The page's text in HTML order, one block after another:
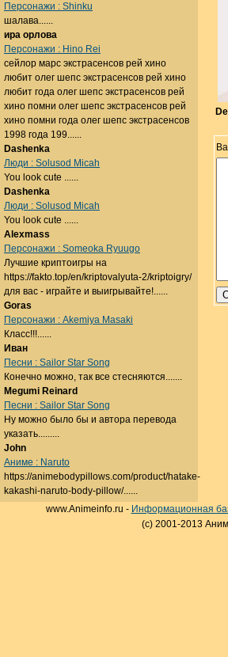
Персонажи : Shinku
шалава......
ира орлова
Персонажи : Hino Rei
сейлор марс экстрасенсов рей хино
любит олег шепс экстрасенсов рей хино
любит года олег шепс экстрасенсов рей
хино помни олег шепс экстрасенсов рей
хино помни года олег шепс экстрасенсов
1998 года 199......
Dashenka
Люди : Solusod Micah
You look cute ......
Dashenka
Люди : Solusod Micah
You look cute ......
Alexmass
Персонажи : Someoka Ryuugo
Лучшие криптоигры на
https://fakto.top/en/kriptovalyuta-2/kriptoigry/
для вас - играйте и выигрывайте!......
Goras
Персонажи : Akemiya Masaki
Класс!!!......
Иван
Песни : Sailor Star Song
Конечно можно, так все стесняются.......
Megumi Reinard
Песни : Sailor Star Song
Ну можно было бы и автора перевода
указать.........
John
Аниме : Naruto
https://animebodypillows.com/product/hatake-
kakashi-naruto-body-pillow/......
www.Animeinfo.ru - Информационная
(c) 2001-2013